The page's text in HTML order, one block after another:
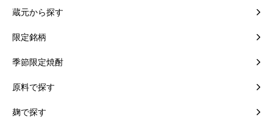
蔵元から探す
限定銘柄
季節限定焼酎
原料で探す
麹で探す